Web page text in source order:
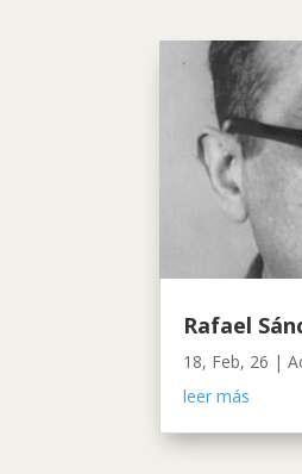
Rafael
18, Feb, 26 |
leer más